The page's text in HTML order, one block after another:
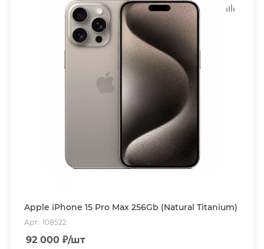
Apple iPhone 15 Pro Max 256Gb (Natural Titanium)
Арт.: 108522
92 000 ₽/шт